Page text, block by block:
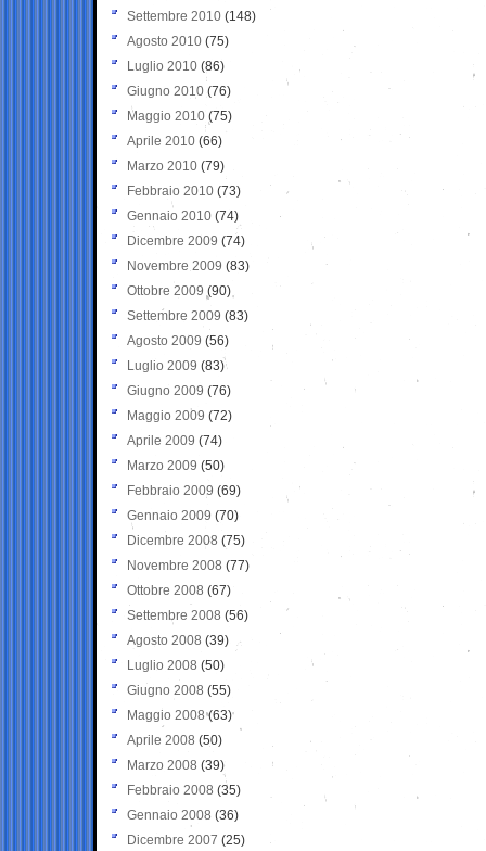
Settembre 2010 (148)
Agosto 2010 (75)
Luglio 2010 (86)
Giugno 2010 (76)
Maggio 2010 (75)
Aprile 2010 (66)
Marzo 2010 (79)
Febbraio 2010 (73)
Gennaio 2010 (74)
Dicembre 2009 (74)
Novembre 2009 (83)
Ottobre 2009 (90)
Settembre 2009 (83)
Agosto 2009 (56)
Luglio 2009 (83)
Giugno 2009 (76)
Maggio 2009 (72)
Aprile 2009 (74)
Marzo 2009 (50)
Febbraio 2009 (69)
Gennaio 2009 (70)
Dicembre 2008 (75)
Novembre 2008 (77)
Ottobre 2008 (67)
Settembre 2008 (56)
Agosto 2008 (39)
Luglio 2008 (50)
Giugno 2008 (55)
Maggio 2008(63)
Aprile 2008 (50)
Marzo 2008 (39)
Febbraio 2008 (35)
Gennaio 2008 (36)
Dicembre 2007 (25)